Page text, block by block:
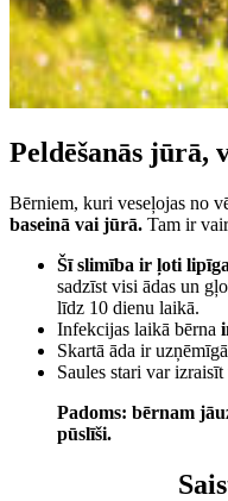
Peldēšanās jūrā,
Bērniem, kuri veseļojas no
baseinā vai jūrā. Tam ir
Šī slimība ir ļoti
sadzīst visi ādas un
līdz 10 dienu laikā.
Infekcijas laikā bērna
Skartā āda ir
Saules stari var
Padoms: bērnam
pūslīši.